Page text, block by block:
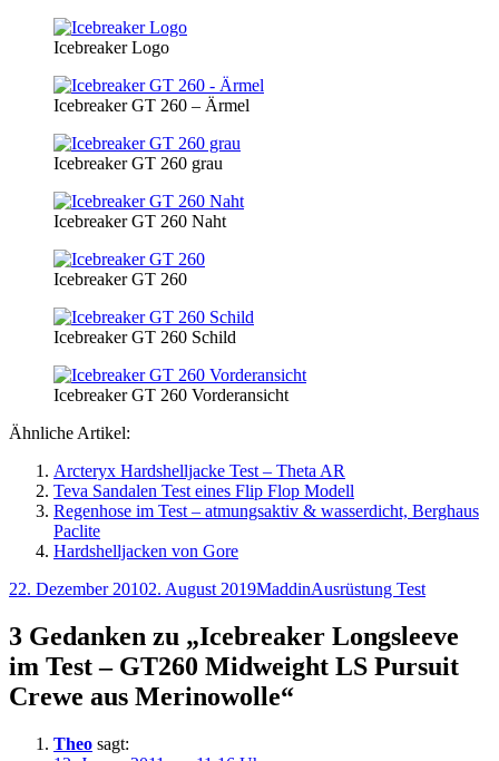
Icebreaker Logo
Icebreaker GT 260 – Ärmel
Icebreaker GT 260 grau
Icebreaker GT 260 Naht
Icebreaker GT 260
Icebreaker GT 260 Schild
Icebreaker GT 260 Vorderansicht
Ähnliche Artikel:
Arcteryx Hardshelljacke Test – Theta AR
Teva Sandalen Test eines Flip Flop Modell
Regenhose im Test – atmungsaktiv & wasserdicht, Berghaus
Paclite
Hardshelljacken von Gore
Veröffentlicht
22. Dezember 20102. August 2019Autor
MaddinKategorien
Ausrüstung Test
3 Gedanken zu „Icebreaker Longsleeve
im Test – GT260 Midweight LS Pursuit
Crewe aus Merinowolle“
Theo sagt: